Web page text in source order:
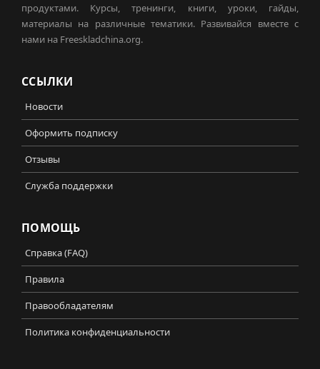
продуктами. Курсы, тренинги, книги, уроки, гайды,
материалы на различные тематики. Развивайся вместе с
нами на Freeskladchina.org.
ССЫЛКИ
Новости
Оформить подписку
Отзывы
Служба поддержки
ПОМОЩЬ
Справка (FAQ)
Правила
Правообладателям
Политика конфиденциальности